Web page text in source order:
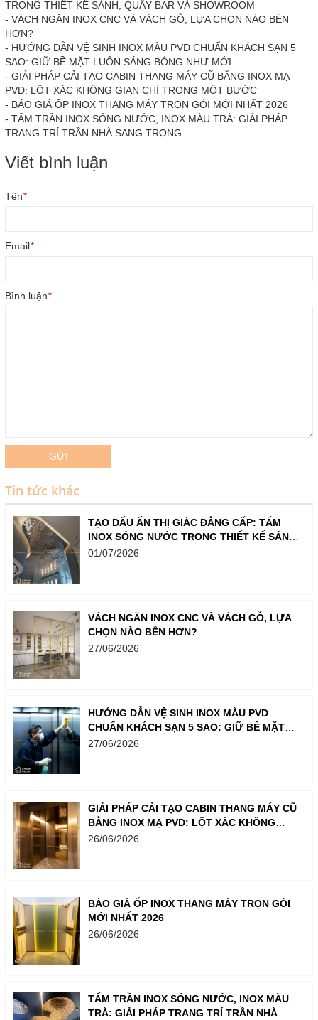
TRONG THIẾT KẾ SẢNH, QUẦY BAR VÀ SHOWROOM
- VÁCH NGĂN INOX CNC VÀ VÁCH GỖ, LỰA CHỌN NÀO BỀN
HƠN?
- HƯỚNG DẪN VỆ SINH INOX MÀU PVD CHUẨN KHÁCH SẠN 5
SAO: GIỮ BỀ MẶT LUÔN SÁNG BÓNG NHƯ MỚI
- GIẢI PHÁP CẢI TẠO CABIN THANG MÁY CŨ BẰNG INOX MẠ
PVD: LỘT XÁC KHÔNG GIAN CHỈ TRONG MỘT BƯỚC
- BÁO GIÁ ỐP INOX THANG MÁY TRỌN GÓI MỚI NHẤT 2026
- TẤM TRẦN INOX SÓNG NƯỚC, INOX MÀU TRÀ: GIẢI PHÁP
TRANG TRÍ TRẦN NHÀ SANG TRỌNG
Viết bình luận
Tên*
Email*
Bình luận*
GỬI
Tin tức khác
TẠO DẤU ẤN THỊ GIÁC ĐẲNG CẤP: TẤM
INOX SÓNG NƯỚC TRONG THIẾT KẾ SẢNH,
QUẦY BAR VÀ SHOWROOM
01/07/2026
VÁCH NGĂN INOX CNC VÀ VÁCH GỖ, LỰA
CHỌN NÀO BỀN HƠN?
27/06/2026
HƯỚNG DẪN VỆ SINH INOX MÀU PVD
CHUẨN KHÁCH SẠN 5 SAO: GIỮ BỀ MẶT
LUÔN SÁNG BÓNG NHƯ MỚI
27/06/2026
GIẢI PHÁP CẢI TẠO CABIN THANG MÁY CŨ
BẰNG INOX MẠ PVD: LỘT XÁC KHÔNG
GIAN CHỈ TRONG MỘT BƯỚC
26/06/2026
BÁO GIÁ ỐP INOX THANG MÁY TRỌN GÓI
MỚI NHẤT 2026
26/06/2026
TẤM TRẦN INOX SÓNG NƯỚC, INOX MÀU
TRÀ: GIẢI PHÁP TRANG TRÍ TRẦN NHÀ